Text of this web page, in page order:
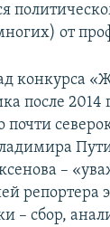
от
конкурса
после 2014
–
репортера
– сбор,